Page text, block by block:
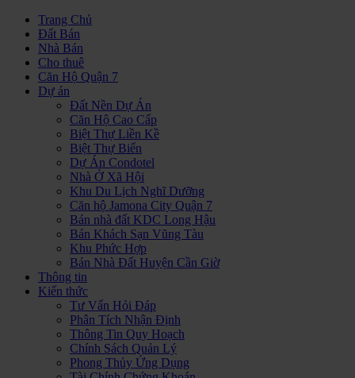
Trang Chủ
Đất Bán
Nhà Bán
Cho thuê
Căn Hộ Quận 7
Dự án
Đất Nền Dự Án
Căn Hộ Cao Cấp
Biệt Thự Liền Kề
Biệt Thự Biển
Dự Án Condotel
Nhà Ở Xã Hội
Khu Du Lịch Nghĩ Dưỡng
Căn hộ Jamona City Quận 7
Bán nhà đất KDC Long Hậu
Bán Khách Sạn Vũng Tàu
Khu Phức Hợp
Bán Nhà Đất Huyện Cần Giờ
Thông tin
Kiến thức
Tư Vấn Hỏi Đáp
Phân Tích Nhận Định
Thông Tin Quy Hoạch
Chính Sách Quản Lý
Phong Thủy Ứng Dụng